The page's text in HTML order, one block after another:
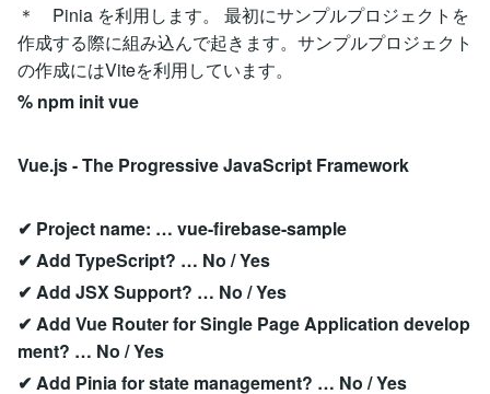
＊ Pinia を利用します。 最初にサンプルプロジェクトを
作成する際に組み込んで起きます。サンプルプロジェクト
の作成にはViteを利用しています。
% npm init vue
Vue.js - The Progressive JavaScript Framework
✔ Project name: … vue-firebase-sample
✔ Add TypeScript? … No / Yes
✔ Add JSX Support? … No / Yes
✔ Add Vue Router for Single Page Application develop
ment? … No / Yes
✔ Add Pinia for state management? … No / Yes